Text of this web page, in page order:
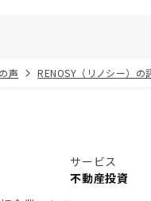
声 RENOSY（リノシー）の
サービス
不動産投資